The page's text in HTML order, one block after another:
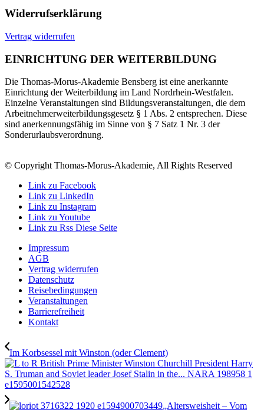
Widerrufserklärung
Vertrag widerrufen
EINRICHTUNG DER WEITERBILDUNG
Die Thomas-Morus-Akademie Bensberg ist eine anerkannte
Einrichtung der Weiterbildung im Land Nordrhein-Westfalen.
Einzelne Veranstaltungen sind Bildungsveranstaltungen, die dem
Arbeitnehmerweiterbildungsgesetz § 1 Abs. 2 entsprechen. Diese
sind anerkennungsfähig im Sinne von § 7 Satz 1 Nr. 3 der
Sonderurlaubsverordnung.
© Copyright Thomas-Morus-Akademie, All Rights Reserved
Link zu Facebook
Link zu LinkedIn
Link zu Instagram
Link zu Youtube
Link zu Rss Diese Seite
Impressum
AGB
Vertrag widerrufen
Datenschutz
Reisebedingungen
Veranstaltungen
Barrierefreiheit
Kontakt
Im Korbsessel mit Winston (oder Clement)
„Altersweisheit – Vom